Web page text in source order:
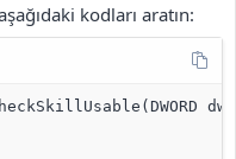
kodları aratın: